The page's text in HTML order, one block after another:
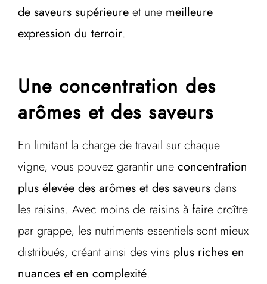
de saveurs supérieure et une meilleure
expression du terroir.
Une concentration des
arômes et des saveurs
En limitant la charge de travail sur chaque
vigne, vous pouvez garantir une concentration
plus élevée des arômes et des saveurs dans
les raisins. Avec moins de raisins à faire croître
par grappe, les nutriments essentiels sont mieux
distribués, créant ainsi des vins plus riches en
nuances et en complexité.